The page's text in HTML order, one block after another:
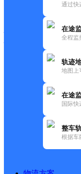
通过快
在途
全程监
轨迹
地图上
在途
国际快
整车
根据车
顺丰
芜
更新
所属快递：顺丰速